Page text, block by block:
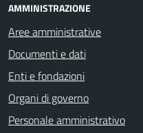
AMMINISTRAZIONE
Aree amministrative
Documenti e dati
Enti e fondazioni
Organi di governo
Personale amministrativo